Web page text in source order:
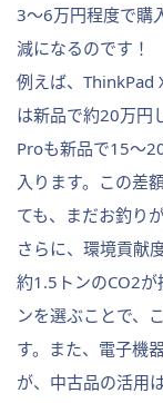
3〜6万円程度で購
減になるのです！
例えば、ThinkPad
は新品で約20万円
Proも新品で15〜
入ります。この差
ても、まだお釣り
さらに、環境貢献
約1.5トンのCO2が
ンを選ぶことで、
す。また、電子機
が、中古品の活用